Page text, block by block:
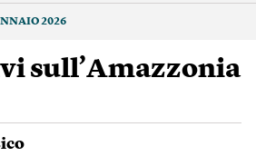
2026
sull’Amazzonia